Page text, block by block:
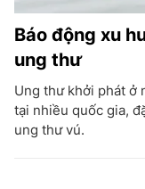
Báo động xu
ung thư
Ung thư khởi phát ở
tại nhiều quốc gia,
ung thư vú.